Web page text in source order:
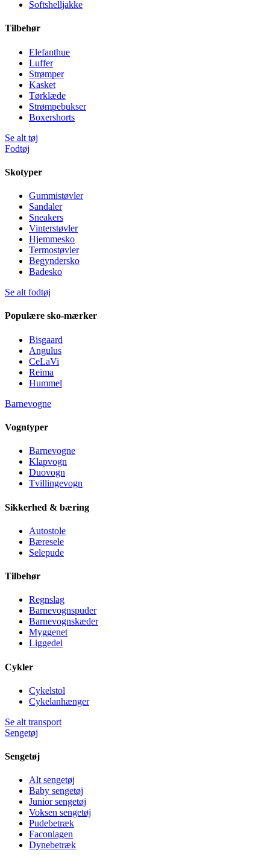
Softshelljakke
Tilbehør
Elefanthue
Luffer
Strømper
Kasket
Tørklæde
Strømpebukser
Boxershorts
Se alt tøj
Fodtøj
Skotyper
Gummistøvler
Sandaler
Sneakers
Vinterstøvler
Hjemmesko
Termostøvler
Begyndersko
Badesko
Se alt fodtøj
Populære sko-mærker
Bisgaard
Angulus
CeLaVi
Reima
Hummel
Barnevogne
Vogntyper
Barnevogne
Klapvogn
Duovogn
Tvillingevogn
Sikkerhed & bæring
Autostole
Bæresele
Selepude
Tilbehør
Regnslag
Barnevognspuder
Barnevognskæder
Myggenet
Liggedel
Cykler
Cykelstol
Cykelanhænger
Se alt transport
Sengetøj
Sengetøj
Alt sengetøj
Baby sengetøj
Junior sengetøj
Voksen sengetøj
Pudebetræk
Faconlagen
Dynebetræk